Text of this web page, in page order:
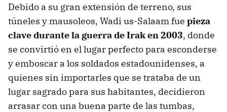
Debido a su gran extensión de terreno, sus
túneles y mausoleos, Wadi us-Salaam fue pieza
clave durante la guerra de Irak en 2003, donde
se convirtió en el lugar perfecto para esconderse
y emboscar a los soldados estadounidenses, a
quienes sin importarles que se trataba de un
lugar sagrado para sus habitantes, decidieron
arrasar con una buena parte de las tumbas,